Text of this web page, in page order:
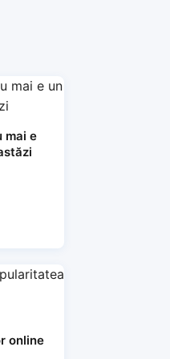
mai e
online